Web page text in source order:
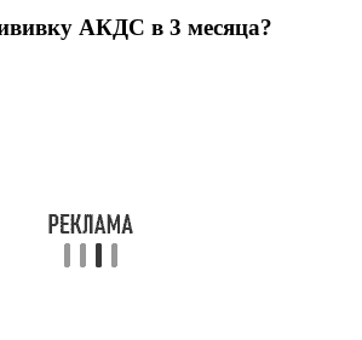
АКДС в 3 месяца?